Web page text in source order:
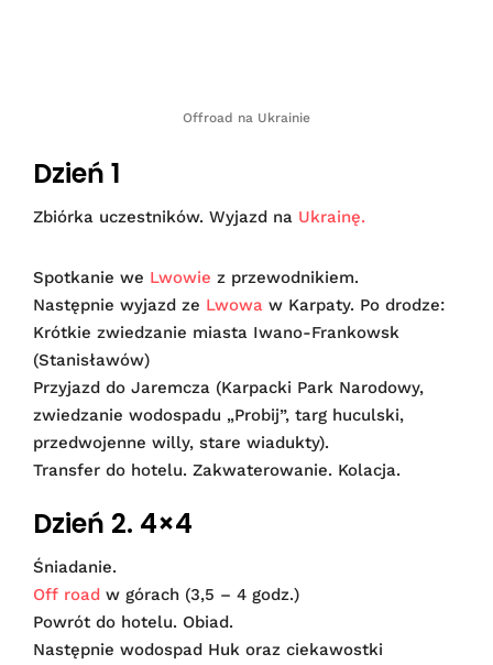
Offroad na Ukrainie
Dzień 1
Zbiórka uczestników. Wyjazd na Ukrainę.
Spotkanie we Lwowie z przewodnikiem.
Następnie wyjazd ze Lwowa w Karpaty. Po drodze:
Krótkie zwiedzanie miasta Iwano-Frankowsk
(Stanisławów)
Przyjazd do Jaremcza (Karpacki Park Narodowy,
zwiedzanie wodospadu „Probij”, targ huculski,
przedwojenne willy, stare wiadukty).
Transfer do hotelu. Zakwaterowanie. Kolacja.
Dzień 2. 4×4
Śniadanie.
Off road w górach (3,5 – 4 godz.)
Powrót do hotelu. Obiad.
Następnie wodospad Huk oraz ciekawostki